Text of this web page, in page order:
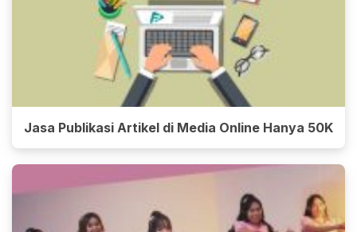
Jasa Publikasi Artikel di Media Online Hanya 50K